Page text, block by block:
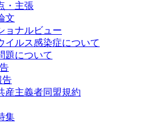
・主張
文
ョナルビュー
イルス感染症について
題について
告
産主義者同盟規約
集